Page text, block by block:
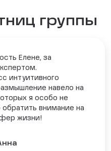
группы
Елене, за
интуитивного
навело на
я особо не
внимание на
жизни!